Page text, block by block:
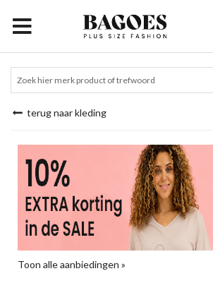
terug naar kleding
Toon alle aanbiedingen »